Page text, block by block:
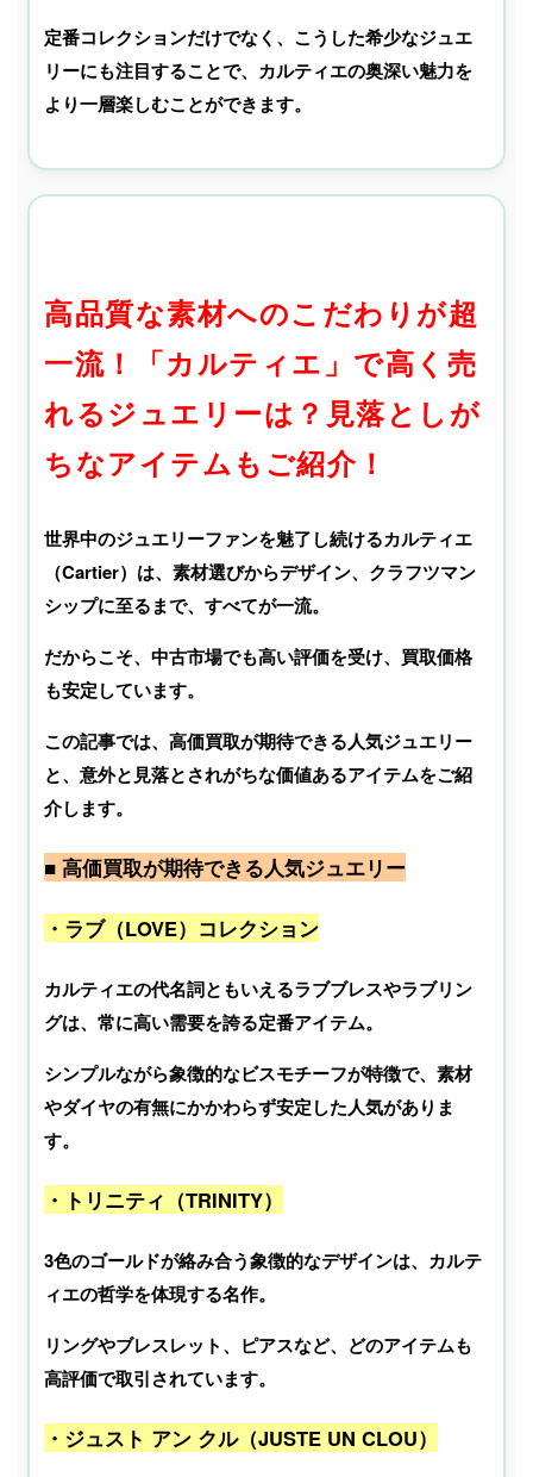
定番コレクションだけでなく、こうした希少なジュエ
リーにも注目することで、カルティエの奥深い魅力を
より一層楽しむことができます。
高品質な素材へのこだわりが超
一流！「カルティエ 」で高く売
れるジュエリーは？見落としが
ちなアイテムもご紹介！
世界中のジュエリーファンを魅了し続けるカルティエ
（Cartier）は、素材選びからデザイン、クラフツマン
シップに至るまで、すべてが一流。
だからこそ、中古市場でも高い評価を受け、買取価格
も安定しています。
この記事では、高価買取が期待できる人気ジュエリー
と、意外と見落とされがちな価値あるアイテムをご紹
介します。
■ 高価買取が期待できる人気ジュエリー
・ラブ（LOVE）コレクション
カルティエの代名詞ともいえるラブブレスやラブリン
グは、常に高い需要を誇る定番アイテム。
シンプルながら象徴的なビスモチーフが特徴で、素材
やダイヤの有無にかかわらず安定した人気がありま
す。
・トリニティ（TRINITY）
3色のゴールドが絡み合う象徴的なデザインは、カルテ
ィエの哲学を体現する名作。
リングやブレスレット、ピアスなど、どのアイテムも
高評価で取引されています。
・ジュスト アン クル（JUSTE UN CLOU）